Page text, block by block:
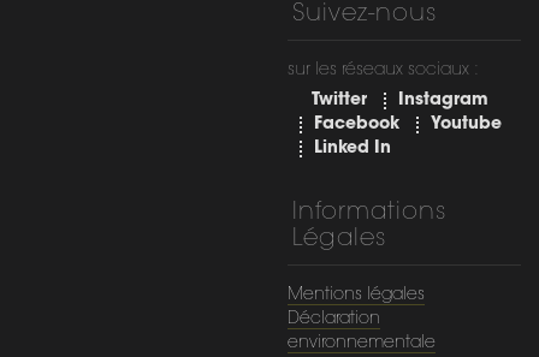
Suivez-nous
sur les réseaux sociaux :
Twitter
Instagram
Facebook
Youtube
Linked In
Informations
Légales
Mentions légales
Déclaration
environnementale